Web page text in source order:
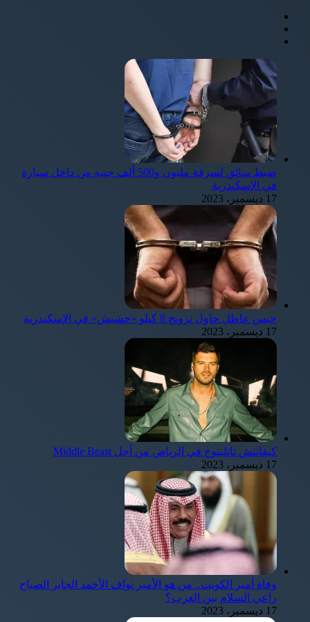
ضبط سائق لسرقة مليون و500 ألف جنيه من داخل سيارة
في الإسكندرية
17 ديسمبر، 2023
حبس عاطل حاول ترويج 8 كيلو «حشيش» في الإسكندرية
17 ديسمبر، 2023
كيفانتش تاتليتوج في الرياض من أجل Middle Beast
17 ديسمبر، 2023
وفاة أمير الكويت.. من هو الأمير نواف الأحمد الجابر الصباح
راعي السلام بين العرب؟
17 ديسمبر، 2023